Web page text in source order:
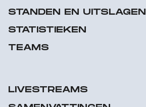
STANDEN EN UITSLAGEN
STATISTIEKEN
TEAMS
LIVESTREAMS